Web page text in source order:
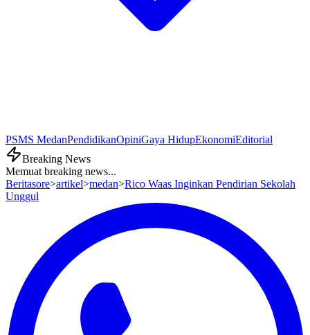
PSMS MedanPendidikanOpiniGaya HidupEkonomiEditorial
Breaking News
Memuat breaking news...
Beritasore>artikel>medan>Rico Waas Inginkan Pendirian Sekolah
Unggul